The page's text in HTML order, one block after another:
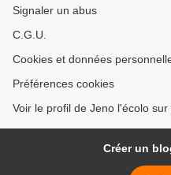
Signaler un abus
C.G.U.
Cookies et données
Préférences cookies
Voir le profil de Jeno l'écolo
Créer un